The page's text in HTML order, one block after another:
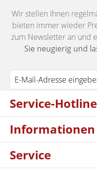
Wir stellen Ihnen
bieten immer wieder
zum Newsletter an und
Sie neugierig und
Service-Hotline
Informationen
Service